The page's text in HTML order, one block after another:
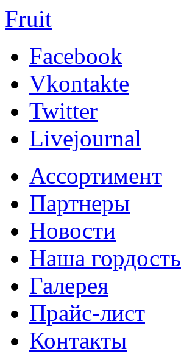
Fruit
Facebook
Vkontakte
Twitter
Livejournal
Ассортимент
Партнеры
Новости
Наша гордость
Галерея
Прайс-лист
Контакты